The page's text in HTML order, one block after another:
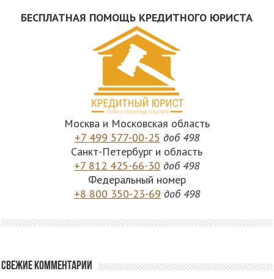
БЕСПЛАТНАЯ ПОМОЩЬ КРЕДИТНОГО ЮРИСТА
Москва и Московская область
+7 499 577-00-25 доб 498
Санкт-Петербург и область
+7 812 425-66-30 доб 498
Федеральный номер
+8 800 350-23-69 доб 498
Свежие комментарии